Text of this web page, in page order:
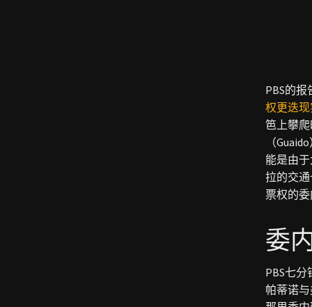
PBS的
权更迭
笆上攀
（
能是由
拉的交
票权的
委
PBS七
帕蒂诺